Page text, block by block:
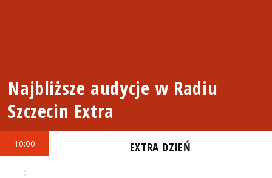
Najbliższe audycje w Radiu
Szczecin Extra
10:00 EXTRA DZIEŃ